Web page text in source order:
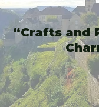
“Crafts and